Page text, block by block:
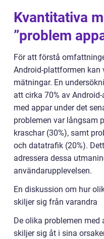
Kvantitativa
”problem
För att förstå
Android-plattformen kan
mätningar. En
att cirka 70% av
med appar under det
problemen var långsam
kraschar (30%), samt
och datatrafik (20%).
adressera dessa
användarupplevelsen.
En diskussion om hur
skiljer sig från varandra
De olika problemen
skiljer sig åt i sina